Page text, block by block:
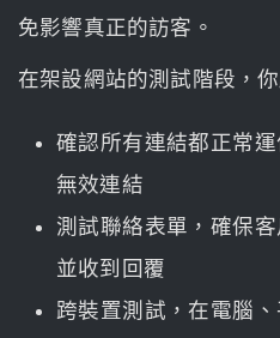
免影響真正的訪客。
在架設網站的測試階段，
確認所有連結都正常
無效連結
測試聯絡表單，確保
並收到回覆
跨裝置測試，在電腦